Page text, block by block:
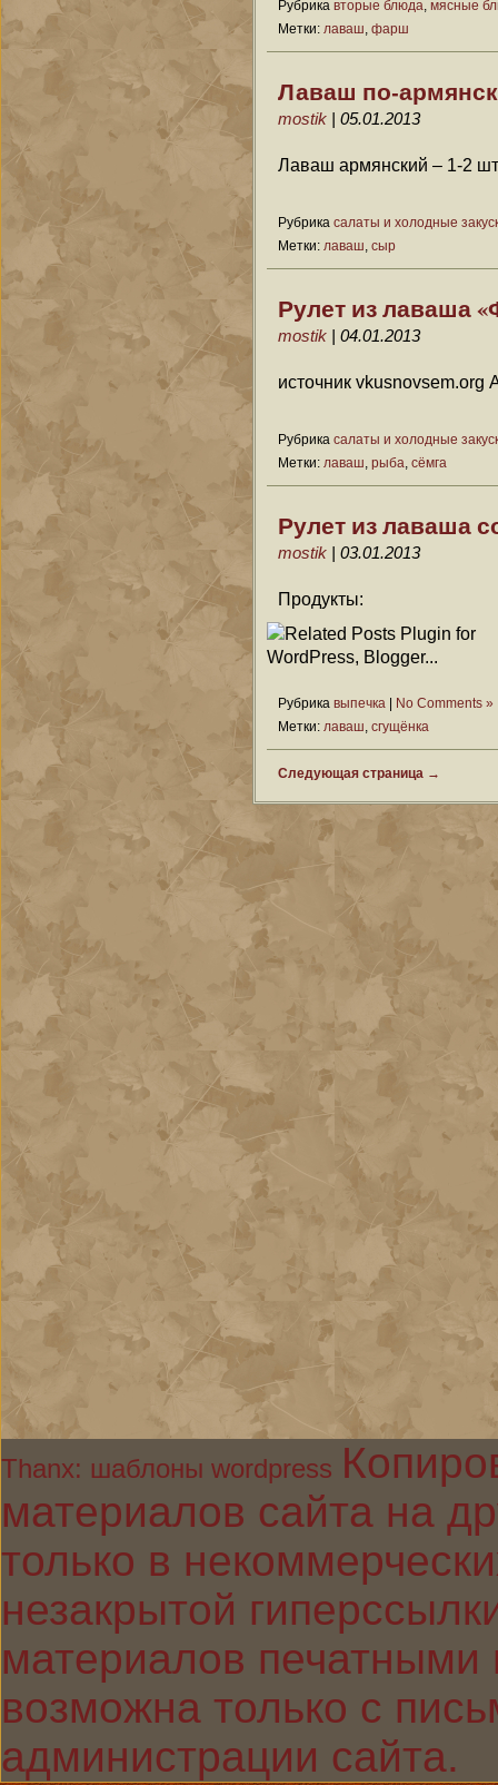
Рубрика вторые блюда мясные
Метки: лаваш фарш
Лаваш по-
mostik | 05.01.2013
Лаваш армянский – 1-2
Рубрика салаты и холодные
Метки: лаваш сыр
Рулет из лаваша
mostik | 04.01.2013
источник
Рубрика салаты и холодные
Метки: лаваш рыба сёмга
Рулет из лаваша
mostik | 03.01.2013
Продукты:
Рубрика выпечка
No Comments »
Метки: лаваш сгущёнка
Следующая страница →
Thanx: шаблоны wordpress
материалов сайта на
только в
незакрытой
материалов печатными
возможна только с
администрации сайта.